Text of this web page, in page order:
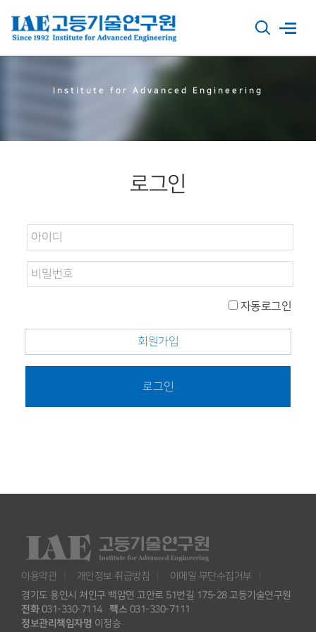
Institute for Advanced Engineering
로그인
자동로그인
회원가입
로그인
이용약관 개인정보 취급방침
이메일 무단수집거부
경기도 용인시 처인구 백암면 고안로 51번길 175-28 고등기술연구원
전화031-330-7114 팩스031-330-7111
정보관리책임자명 이정승